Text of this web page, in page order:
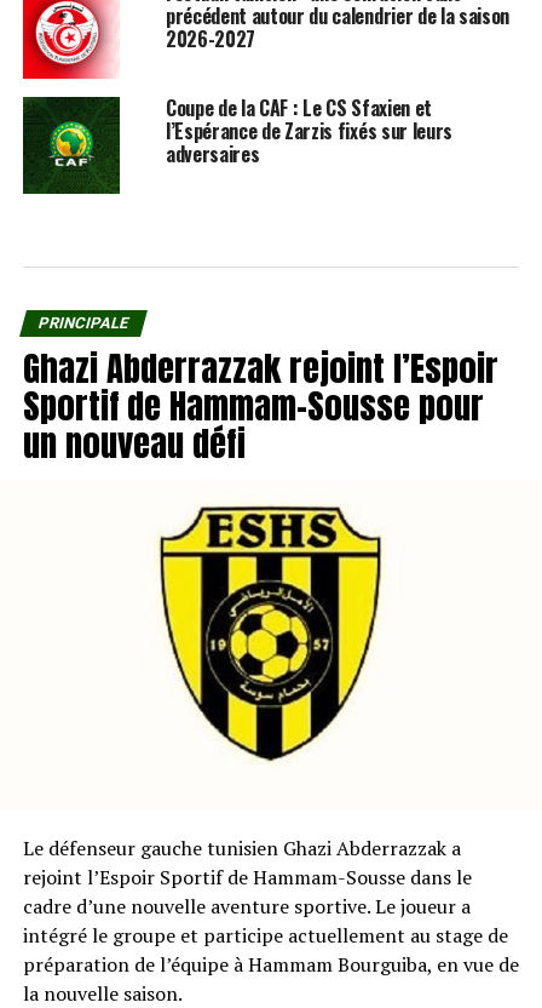
précédent autour du calendrier de la saison
2026-2027
Coupe de la CAF : Le CS Sfaxien et
l’Espérance de Zarzis fixés sur leurs
adversaires
PRINCIPALE
Ghazi Abderrazzak rejoint l’Espoir
Sportif de Hammam-Sousse pour
un nouveau défi
Le défenseur gauche tunisien Ghazi Abderrazzak a
rejoint l’Espoir Sportif de Hammam-Sousse dans le
cadre d’une nouvelle aventure sportive. Le joueur a
intégré le groupe et participe actuellement au stage de
préparation de l’équipe à Hammam Bourguiba, en vue de
la nouvelle saison.